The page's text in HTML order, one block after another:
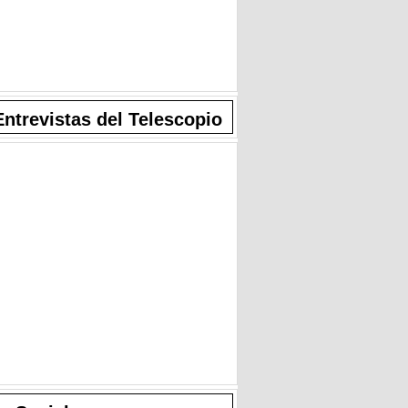
del Telescopio